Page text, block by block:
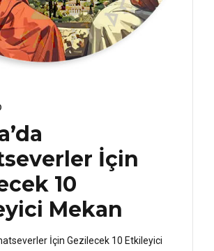
İçin
10
Mekan
İçin Gezilecek 10 Etkileyici